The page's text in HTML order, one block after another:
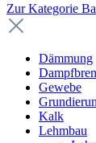
Zur Kategorie
Dämmung
Gewebe
Kalk
Lehmbau